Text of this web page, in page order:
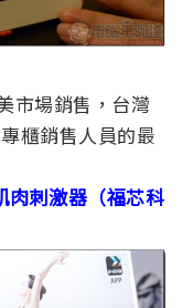
市場銷售，台灣
櫃銷售人員的最
肉刺激器（福芯科